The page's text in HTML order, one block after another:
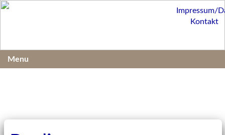
Impressum/
Kontakt
Menu